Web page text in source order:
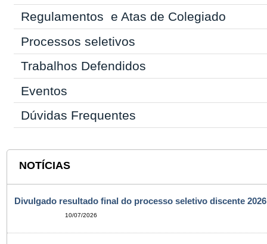
Regulamentos e Atas de Colegiado
Processos seletivos
Trabalhos Defendidos
Eventos
Dúvidas Frequentes
NOTÍCIAS
Divulgado resultado final do processo seletivo discente 2026
10/07/2026